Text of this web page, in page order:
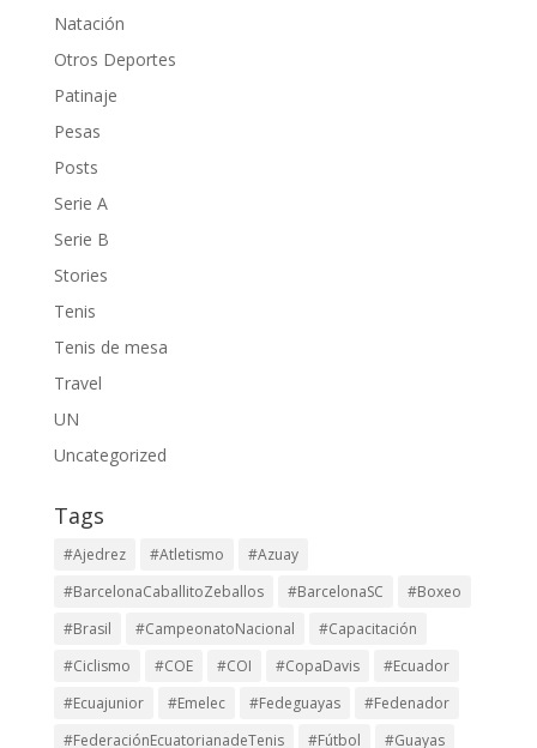
Natación
Otros Deportes
Patinaje
Pesas
Posts
Serie A
Serie B
Stories
Tenis
Tenis de mesa
Travel
UN
Uncategorized
Tags
#Ajedrez #Atletismo
#Azuay
#BarcelonaCaballitoZeballos
#BarcelonaSC
#Boxeo
#Brasil
#CampeonatoNacional
#Capacitación
#Ciclismo
#COE #COI #CopaDavis
#Ecuador
#Ecuajunior
#Emelec #Fedeguayas
#Fedenador
#FederaciónEcuatorianadeTenis
#Fútbol #Guayas